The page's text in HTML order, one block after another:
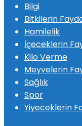
Bilgi
Bitkilerin
Hamilelik
İçeceklerin
Kilo Verme
Meyvelerin
Sağlık
Spor
Yiyeceklerin